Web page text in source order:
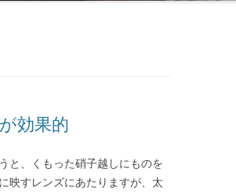
効果的
と、くもった硝子越しにものを
映すレンズにあたりますが、太